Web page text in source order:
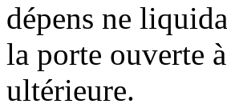
dépens ne
la porte ouverte
ultérieure.